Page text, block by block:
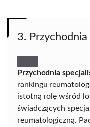
3.
Przychodnia
rankingu
istotną rolę wśród
świadczących
reumatologiczną.